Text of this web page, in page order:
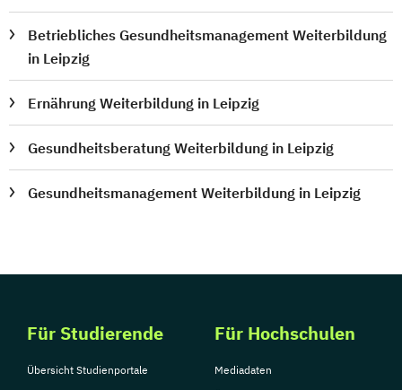
Betriebliches Gesundheitsmanagement Weiterbildung
in Leipzig
Ernährung Weiterbildung in Leipzig
Gesundheitsberatung Weiterbildung in Leipzig
Gesundheitsmanagement Weiterbildung in Leipzig
Für Studierende
Übersicht Studienportale
Für Hochschulen
Mediadaten